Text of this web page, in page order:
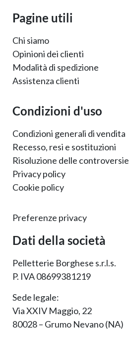
Pagine utili
Chi siamo
Opinioni dei clienti
Modalità di spedizione
Assistenza clienti
Condizioni d'uso
Condizioni generali di vendita
Recesso, resi e sostituzioni
Risoluzione delle controversie
Privacy policy
Cookie policy
Preferenze privacy
Dati della società
Pelletterie Borghese s.r.l.s.
P. IVA 08699381219
Sede legale:
Via XXIV Maggio, 22
80028 – Grumo Nevano (NA)